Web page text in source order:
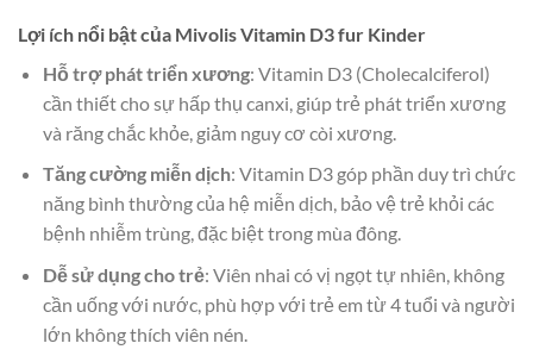
Lợi ích nổi bật của Mivolis Vitamin D3 fur Kinder
Hỗ trợ phát triển xương: Vitamin D3 (Cholecalciferol)
cần thiết cho sự hấp thụ canxi, giúp trẻ phát triển xương
và răng chắc khỏe, giảm nguy cơ còi xương.
Tăng cường miễn dịch: Vitamin D3 góp phần duy trì chức
năng bình thường của hệ miễn dịch, bảo vệ trẻ khỏi các
bệnh nhiễm trùng, đặc biệt trong mùa đông.
Dễ sử dụng cho trẻ: Viên nhai có vị ngọt tự nhiên, không
cần uống với nước, phù hợp với trẻ em từ 4 tuổi và người
lớn không thích viên nén.